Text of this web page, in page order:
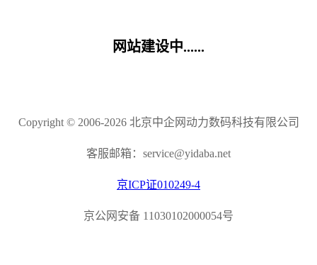
网站建设中......
Copyright © 2006-2026 北京中企网动力数码科技有限公司
客服邮箱：service@yidaba.net
京ICP证010249-4
京公网安备 11030102000054号